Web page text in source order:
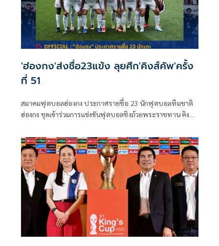
'ฮ่องกง'ส่งชื่อ23แข้ง ลุยศึก'คิงส์คัพ'ครั้ง
ที่ 51
สมาคมฟุตบอลฮ่องกง ประกาศรายชื่อ 23 นักฟุตบอลทีมชาติ
ฮ่องกง ชุดเข้าร่วมการแข่งขันฟุตบอลชิงถ้วยพระราชทาน คิงส์
2568 ภายใต้การคุมทัพของ "แอชลีย์ เวสต์วูด" หัวหน้าผู้ฝึกสอน
ชาวอังกฤษ